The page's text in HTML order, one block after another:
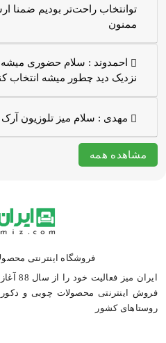
توانتخاب راحت‌تر بودیم ضمنا
ممنون
احمدوند : سلام حضوری میشه
نزدیک دید چطور میشه انتخاب
مهدی : سلام میز تلوزیون
مشاهده همه
فروشگاه اینترنتی
ایران
فروش اینترنتی محصولات چوبی و
روستاهای کشور